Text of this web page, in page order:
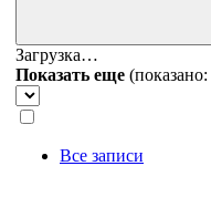
Загрузка…
Показать еще (показано:
Все записи